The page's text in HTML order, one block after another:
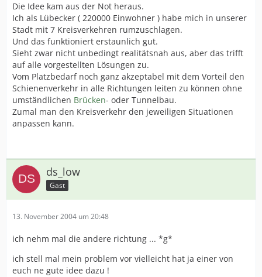
Die Idee kam aus der Not heraus.
Ich als Lübecker ( 220000 Einwohner ) habe mich in unserer
Stadt mit 7 Kreisverkehren rumzuschlagen.
Und das funktioniert erstaunlich gut.
Sieht zwar nicht unbedingt realitätsnah aus, aber das trifft
auf alle vorgestellten Lösungen zu.
Vom Platzbedarf noch ganz akzeptabel mit dem Vorteil den
Schienenverkehr in alle Richtungen leiten zu können ohne
umständlichen Brücken- oder Tunnelbau.
Zumal man den Kreisverkehr den jeweiligen Situationen
anpassen kann.
ds_low
Gast
13. November 2004 um 20:48
ich nehm mal die andere richtung ... *g*
ich stell mal mein problem vor vielleicht hat ja einer von
euch ne gute idee dazu !